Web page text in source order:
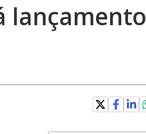
lançamento